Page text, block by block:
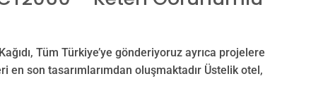
Tüm Türkiye’ye gönderiyoruz ayrıca projelere
son tasarımlarımdan oluşmaktadır Üstelik otel,